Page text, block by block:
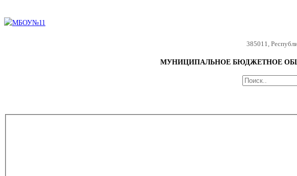
385011,
МУНИЦИПАЛЬНОЕ БЮДЖЕТНОЕ